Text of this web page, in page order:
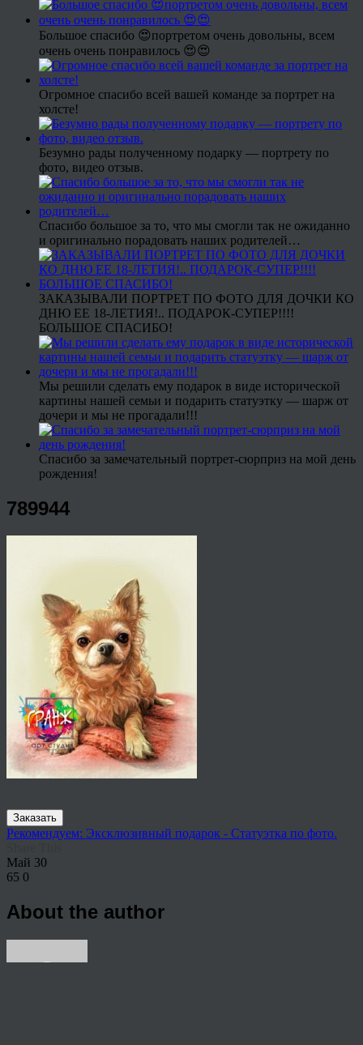
Большое спасибо 😍портретом очень довольны, всем
очень очень понравилось 😍😍
Огромное спасибо всей вашей команде за портрет на
холсте!
Безумно рады полученному подарку — портрету по
фото, видео отзыв.
Спасибо большое за то, что мы смогли так не ожиданно
и оригинально порадовать наших родителей…
ЗАКАЗЫВАЛИ ПОРТРЕТ ПО ФОТО ДЛЯ ДОЧКИ КО
ДНЮ ЕЕ 18-ЛЕТИЯ!.. ПОДАРОК-СУПЕР!!!!
БОЛЬШОЕ СПАСИБО!
Мы решили сделать ему подарок в виде исторической
картины нашей семьи и подарить статуэтку — шарж от
дочери и мы не прогадали!!!
Спасибо за замечательный портрет-сюрприз на мой день
рождения!
789944
Заказать
Рекомендуем: Эксклюзивный подарок - Статуэтка по фото.
Май 30
65 0
About the author